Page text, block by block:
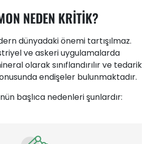
NEDEN KRİTİK?
dünyadaki önemi tartışılmaz.
ve askeri uygulamalarda
olarak sınıflandırılır ve tedarik
endişeler bulunmaktadır.
başlıca nedenleri şunlardır: